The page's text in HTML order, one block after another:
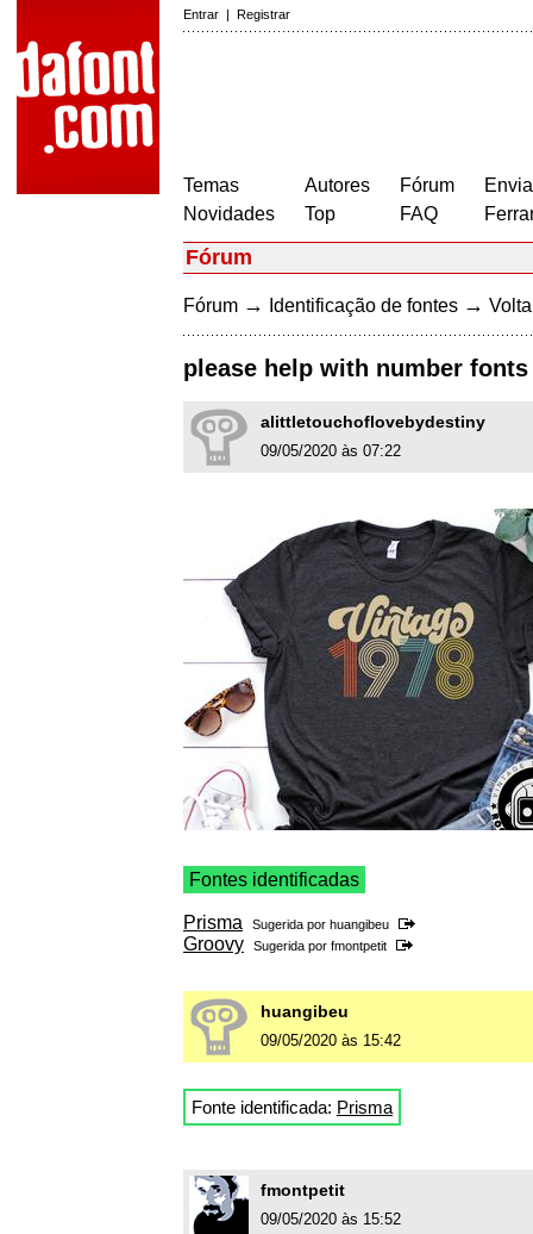
Entrar | Registrar
Temas
Novidades
Autores
Top
Fórum
FAQ
Fórum
Fórum → Identificação de fontes →
please help with number fonts
alittletouchoflovebydestiny
09/05/2020 às 07:22
Fontes identificadas
Prisma Sugerida por huangibeu
Groovy Sugerida por fmontpetit
huangibeu
09/05/2020 às 15:42
Fonte identificada: Prisma
fmontpetit
09/05/2020 às 15:52